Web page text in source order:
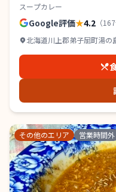
スープカレー
Google評価★4.2 （167
北海道川上郡弟子屈町湯の
その他のエリア 営業時間外